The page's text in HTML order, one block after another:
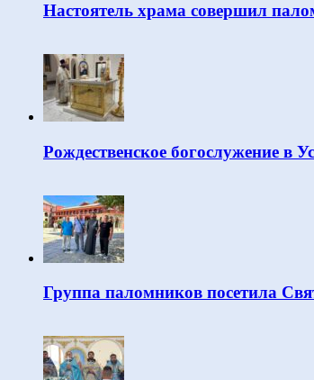
Настоятель храма совершил
Рождественское богослужение в
Группа паломников посетила